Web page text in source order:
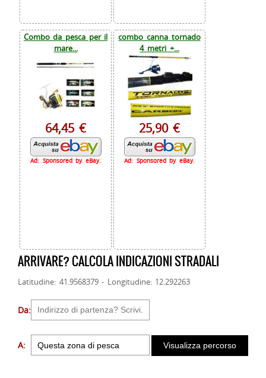
Combo da pesca per il
mare...
64,45 €
Ad: Sponsored by eBay.
combo canna tornado
4 metri +...
25,90 €
Ad: Sponsored by eBay.
ARRIVARE? CALCOLA INDICAZIONI STRADALI
Latitudine: 41.9568379 - Longitudine: 12.292263
Da:
A: